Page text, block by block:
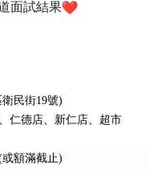
面試結果
民街19號)
仁德店、新仁店、 超市
或額滿截止)